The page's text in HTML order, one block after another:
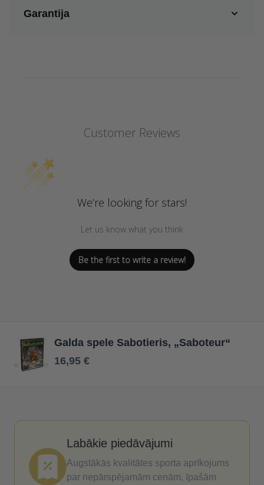
Garantija
Customer Reviews
We’re looking for stars!
Let us know what you think
Be the first to write a review!
Galda spele Sabotieris, „Saboteur“
16,95 €
Labākie piedāvājumi
Augstākās kvalitātes sporta aprīkojums
par nepārspējamām cenām, īpašām